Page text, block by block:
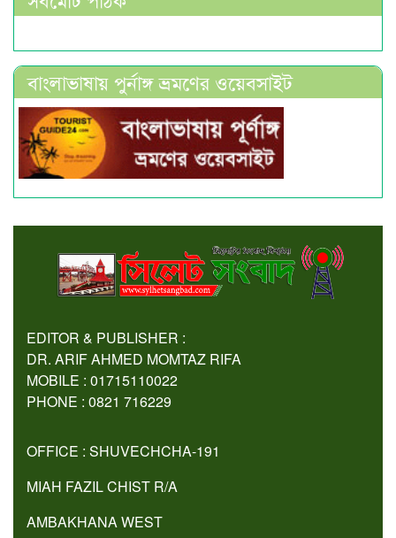
বাংলাভাষায় পুর্নাঙ্গ ভ্রমণের ওয়েবসাইট
EDITOR & PUBLISHER :
DR. ARIF AHMED MOMTAZ RIFA
MOBILE : 01715110022
PHONE : 0821 716229
OFFICE : SHUVECHCHA-191
MIAH FAZIL CHIST R/A
AMBAKHANA WEST